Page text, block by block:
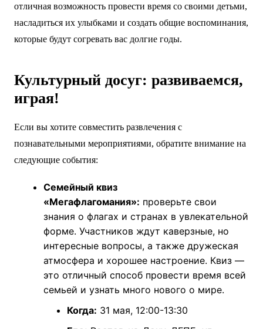
отличная возможность провести время со своими детьми,
насладиться их улыбками и создать общие воспоминания,
которые будут согревать вас долгие годы.
Культурный досуг: развиваемся,
играя!
Если вы хотите совместить развлечения с
познавательными мероприятиями, обратите внимание на
следующие события:
Семейный квиз
«Мегафлагомания»: проверьте свои
знания о флагах и странах в увлекательной
форме. Участников ждут каверзные, но
интересные вопросы, а также дружеская
атмосфера и хорошее настроение. Квиз —
это отличный способ провести время всей
семьей и узнать много нового о мире.
Когда: 31 мая, 12:00-13:30